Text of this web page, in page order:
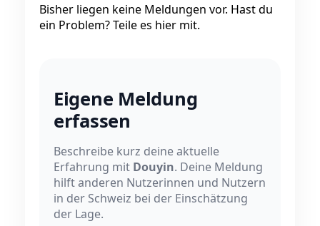
Bisher liegen keine Meldungen vor. Hast du
ein Problem? Teile es hier mit.
Eigene Meldung
erfassen
Beschreibe kurz deine aktuelle
Erfahrung mit Douyin. Deine Meldung
hilft anderen Nutzerinnen und Nutzern
in der Schweiz bei der Einschätzung
der Lage.